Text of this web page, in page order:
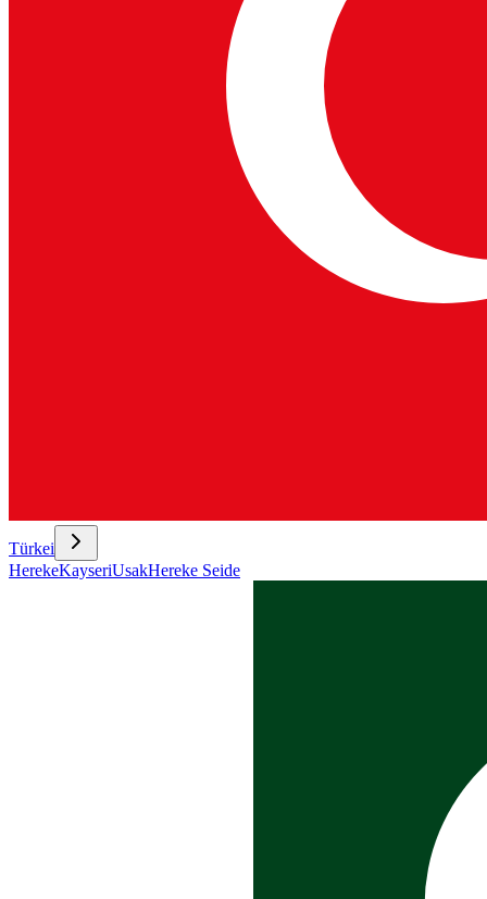
Türkei
HerekeKayseriUsakHereke Seide